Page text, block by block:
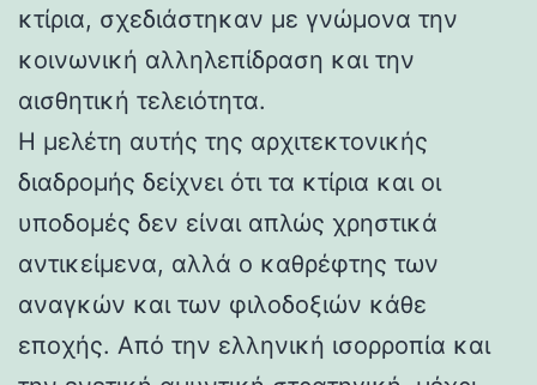
κτίρια, σχεδιάστηκαν με γνώμονα την
κοινωνική αλληλεπίδραση και την
αισθητική τελειότητα.
Η μελέτη αυτής της αρχιτεκτονικής
διαδρομής δείχνει ότι τα κτίρια και οι
υποδομές δεν είναι απλώς χρηστικά
αντικείμενα, αλλά ο καθρέφτης των
αναγκών και των φιλοδοξιών κάθε
εποχής. Από την ελληνική ισορροπία και